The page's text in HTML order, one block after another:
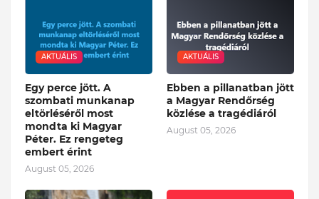
AKTUÁLIS
Egy perce jött. A
szombati munkanap
eltörléséről most
mondta ki Magyar
Péter. Ez rengeteg
embert érint
August 05, 2026
AKTUÁLIS
Ebben a pillanatban jött
a Magyar Rendőrség
közlése a tragédiáról
August 05, 2026